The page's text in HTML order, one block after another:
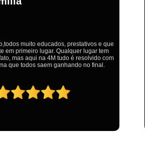
Fábrica Camisetas Algodão
Fabrica Camisetas
Fabrica de Camisetas Lisas
Fábrica Roupas Atacado
Roupas de Fábrica Atacado
muito educados, prestativos e que
em primeiro lugar. Qualquer lugar tem
mas aqui na 4M tudo é resolvido com
que todos saem ganhando no final.